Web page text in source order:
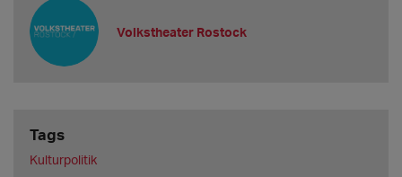
Volkstheater Rostock
Tags
Kulturpolitik